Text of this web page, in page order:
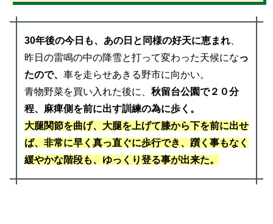
30年後の今日も、あの日と同様の好天に恵まれ
昨日の雷鳴の中の降雪と打って変わった天候になっ
たので、 車を走らせあきる野市に向かい。
青物野菜を買い入れた後に、 秋留台公園で２０分
程、麻痺側を前に出す訓練の為に歩く。
大腿関節を曲げ、大腿を上げて膝から下を前に出せ
ば、非常に早く真っ直ぐに歩行でき、躓く事もなく
緩やかな階段も、ゆっくり登る事が出来た。